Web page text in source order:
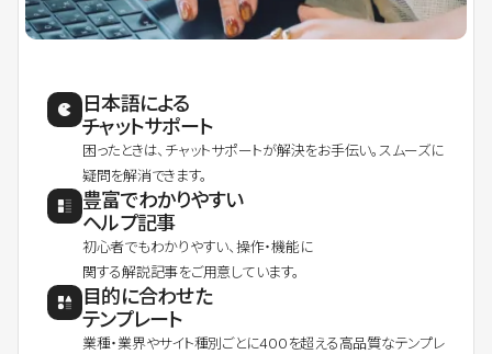
日本語による
チャットサポート
困ったときは、チャットサポートが解決をお手伝い。スムーズに
疑問を解消できます。
豊富でわかりやすい
ヘルプ記事
初心者でもわかりやすい、操作・機能に
関する解説記事をご用意しています。
目的に合わせた
テンプレート
業種・業界やサイト種別ごとに400を超える高品質なテンプレ